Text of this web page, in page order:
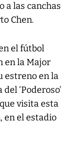
a las canchas
Chen.
el fútbol
en la Major
estreno en la
‘Poderoso'
visita esta
en el estadio